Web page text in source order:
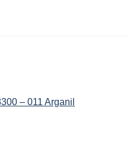
– 011 Arganil